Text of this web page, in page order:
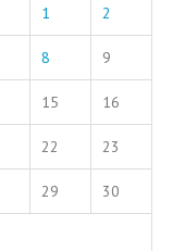
1 2
8 9
15 16
22 23
29 30